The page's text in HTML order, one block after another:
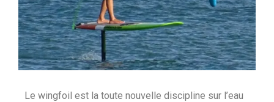
Le wingfoil est la toute nouvelle discipline sur l’eau